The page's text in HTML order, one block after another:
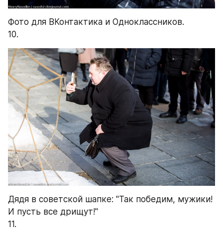
Фото для ВКонтактика и Одноклассников.
10.
Дядя в советской шапке: "Так победим, мужики!
И пусть все дрищут!"
11.